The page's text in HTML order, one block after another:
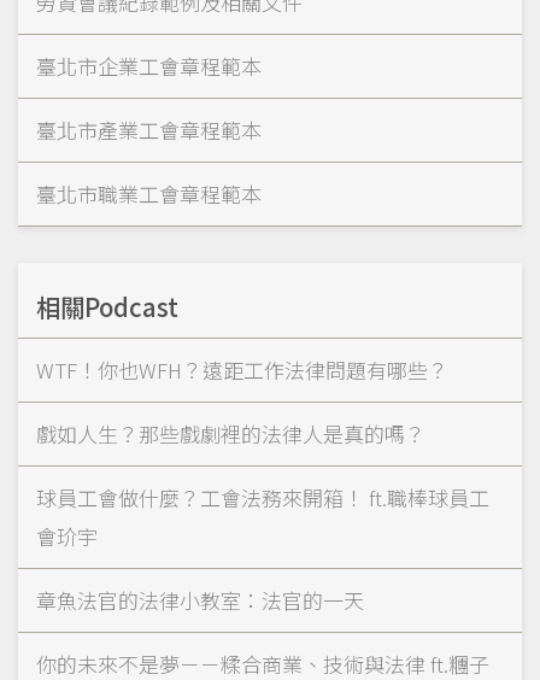
臺北市企業工會章程範本
臺北市產業工會章程範本
臺北市職業工會章程範本
相關Podcast
WTF！你也WFH？遠距工作法律問題有哪些？
戲如人生？那些戲劇裡的法律人是真的嗎？
球員工會做什麼？工會法務來開箱！ ft.職棒球員工
會玠宇
章魚法官的法律小教室：法官的一天
你的未來不是夢－－糅合商業、技術與法律 ft.糰子